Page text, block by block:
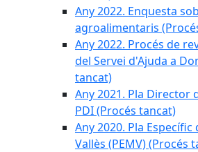
Any 2022. Enquesta
agroalimentaris
Any 2022. Procés de
del Servei d'Ajuda a
tancat)
Any 2021. Pla
PDI (Procés tancat)
Any 2020. Pla
Vallès (PEMV) (Procés